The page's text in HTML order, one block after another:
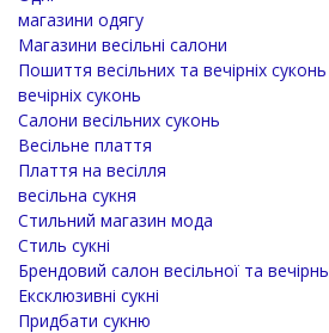
магазини одягу
Магазини весільні салони
Пошиття весільних та вечірніх
вечірніх суконь
Салони весільних суконь
Весільне плаття
Плаття на весілля
весільна сукня
Стильний магазин мода
Стиль сукні
Брендовий салон весільної та
Ексклюзивні сукні
Придбати сукню